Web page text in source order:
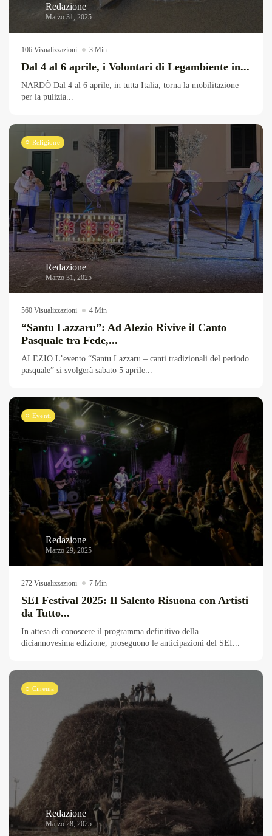
Redazione
Marzo 31, 2025
106 Visualizzazioni 3 Min
Dal 4 al 6 aprile, i Volontari di Legambiente in...
NARDÒ Dal 4 al 6 aprile, in tutta Italia, torna la mobilitazione
per la pulizia...
Religione
Redazione
Marzo 31, 2025
560 Visualizzazioni 4 Min
“Santu Lazzaru”: Ad Alezio Rivive il Canto
Pasquale tra Fede,...
ALEZIO L’evento “Santu Lazzaru – canti tradizionali del periodo
pasquale” si svolgerà sabato 5 aprile...
Eventi
Redazione
Marzo 29, 2025
272 Visualizzazioni 7 Min
SEI Festival 2025: Il Salento Risuona con Artisti
da Tutto...
In attesa di conoscere il programma definitivo della
diciannovesima edizione, proseguono le anticipazioni del SEI...
Cinema
Redazione
Marzo 28, 2025